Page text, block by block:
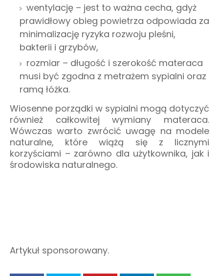
wentylację – jest to ważna cecha, gdyż
prawidłowy obieg powietrza odpowiada za
minimalizację ryzyka rozwoju pleśni,
bakterii i grzybów,
rozmiar – długość i szerokość materaca
musi być zgodna z metrażem sypialni oraz
ramą łóżka.
Wiosenne porządki w sypialni mogą dotyczyć
również całkowitej wymiany materaca.
Wówczas warto zwrócić uwagę na modele
naturalne, które wiążą się z licznymi
korzyściami – zarówno dla użytkownika, jak i
środowiska naturalnego.
Artykuł sponsorowany.